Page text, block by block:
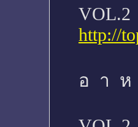
VOL.2
http://
อ า